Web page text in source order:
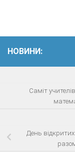
НОВИНИ:
Саміт
День